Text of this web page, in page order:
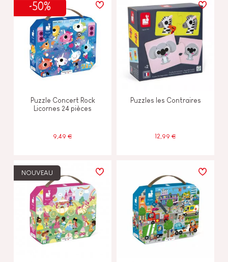
-50%
Puzzle Concert Rock
Licornes 24 pièces
9,49 €
Puzzles les Contraires
12,99 €
NOUVEAU